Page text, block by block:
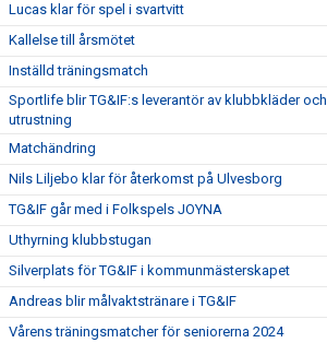
Lucas klar för spel i svartvitt
Kallelse till årsmötet
Inställd träningsmatch
Sportlife blir TG&IF:s leverantör av klubbkläder och
utrustning
Matchändring
Nils Liljebo klar för återkomst på Ulvesborg
TG&IF går med i Folkspels JOYNA
Uthyrning klubbstugan
Silverplats för TG&IF i kommunmästerskapet
Andreas blir målvaktstränare i TG&IF
Vårens träningsmatcher för seniorerna 2024